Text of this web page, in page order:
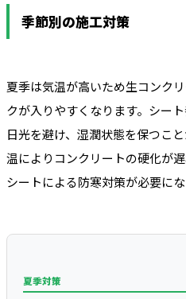
季節別の施工対策
夏季は気温が高いため生コンク
クが入りやすくなります。シー
日光を避け、湿潤状態を保つこ
温によりコンクリートの硬化が
シートによる防寒対策が必要にな
夏季対策